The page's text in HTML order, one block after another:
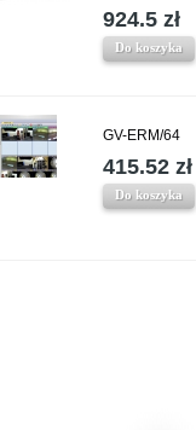
924.5 zł
Do koszyka
GV-ERM/64
415.52 zł
Do koszyka